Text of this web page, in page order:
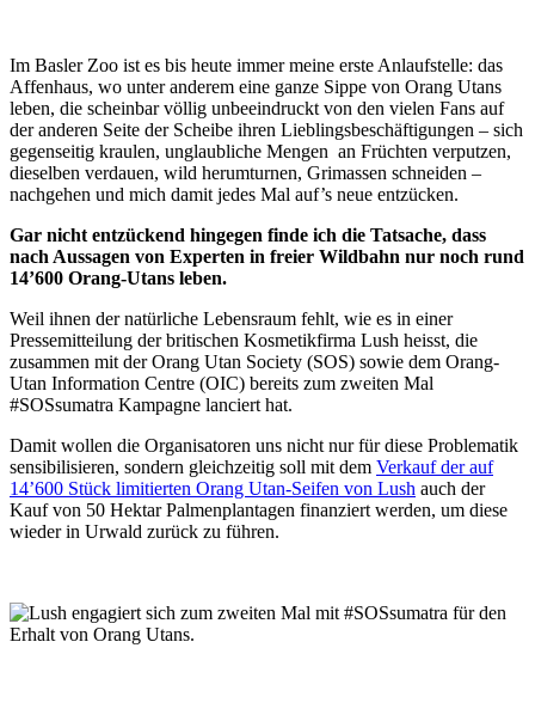
Im Basler Zoo ist es bis heute immer meine erste Anlaufstelle: das
Affenhaus, wo unter anderem eine ganze Sippe von Orang Utans
leben, die scheinbar völlig unbeeindruckt von den vielen Fans auf
der anderen Seite der Scheibe ihren Lieblingsbeschäftigungen – sich
gegenseitig kraulen, unglaubliche Mengen an Früchten verputzen,
dieselben verdauen, wild herumturnen, Grimassen schneiden –
nachgehen und mich damit jedes Mal auf’s neue entzücken.
Gar nicht entzückend hingegen finde ich die Tatsache, dass
nach Aussagen von Experten in freier Wildbahn nur noch rund
14’600 Orang-Utans leben.
Weil ihnen der natürliche Lebensraum fehlt, wie es in einer
Pressemitteilung der britischen Kosmetikfirma Lush heisst, die
zusammen mit der Orang Utan Society (SOS) sowie dem Orang-
Utan Information Centre (OIC) bereits zum zweiten Mal
#SOSsumatra Kampagne lanciert hat.
Damit wollen die Organisatoren uns nicht nur für diese Problematik
sensibilisieren, sondern gleichzeitig soll mit dem Verkauf der auf
14’600 Stück limitierten Orang Utan-Seifen von Lush auch der
Kauf von 50 Hektar Palmenplantagen finanziert werden, um diese
wieder in Urwald zurück zu führen.